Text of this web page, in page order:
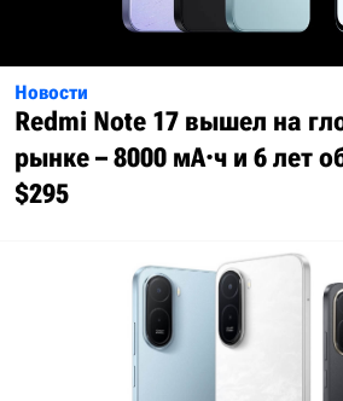
Новости
Redmi Note 17 вышел на
рынке – 8000 мА·ч и 6 лет
$295